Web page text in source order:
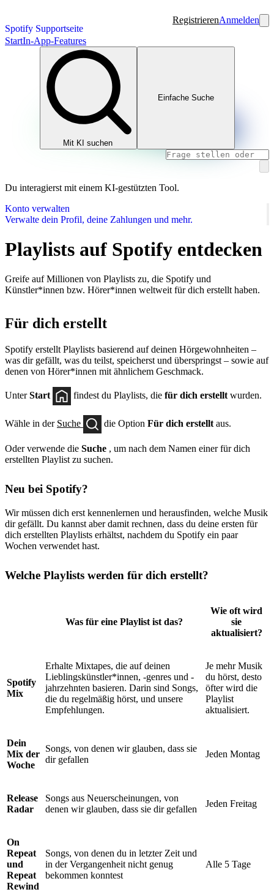
Spotify Supportseite
RegistrierenAnmelden
StartIn-App-Features
Mit KI suchen
Einfache Suche
Du interagierst mit einem KI-gestützten Tool.
Konto verwalten
Verwalte dein Profil, deine Zahlungen und mehr.
Playlists auf Spotify entdecken
Greife auf Millionen von Playlists zu, die Spotify und
Künstler*innen bzw. Hörer*innen weltweit für dich erstellt haben.
Für dich erstellt
Spotify erstellt Playlists basierend auf deinen Hörgewohnheiten –
was dir gefällt, was du teilst, speicherst und überspringst – sowie auf
denen von Hörer*innen mit ähnlichem Geschmack.
UnterStart findest du Playlists, die für dich erstellt wurden.
Wähle in der Suche die Option Für dich erstellt aus.
Oder verwende die Suche , um nach dem Namen einer für dich
erstellten Playlist zu suchen.
Neu bei Spotify?
Wir müssen dich erst kennenlernen und herausfinden, welche Musik
dir gefällt. Du kannst aber damit rechnen, dass du deine ersten für
dich erstellten Playlists erhältst, nachdem du Spotify ein paar
Wochen verwendet hast.
Welche Playlists werden für dich erstellt?
Was für eine Playlist ist das?
Wie oft wird
sie
aktualisiert?
Spotify
Mix
Erhalte Mixtapes, die auf deinen
Lieblingskünstler*innen, -genres und -
jahrzehnten basieren. Darin sind Songs,
die du regelmäßig hörst, und unsere
Empfehlungen.
Je mehr Musik
du hörst, desto
öfter wird die
Playlist
aktualisiert.
Dein
Mix der
Woche
Songs, von denen wir glauben, dass sie
dir gefallen
Jeden Montag
Release
Radar
Songs aus Neuerscheinungen, von
denen wir glauben, dass sie dir gefallen
Jeden Freitag
On
Repeat
und
Repeat
Rewind
Songs, von denen du in letzter Zeit und
in der Vergangenheit nicht genug
bekommen konntest
Alle 5 Tage